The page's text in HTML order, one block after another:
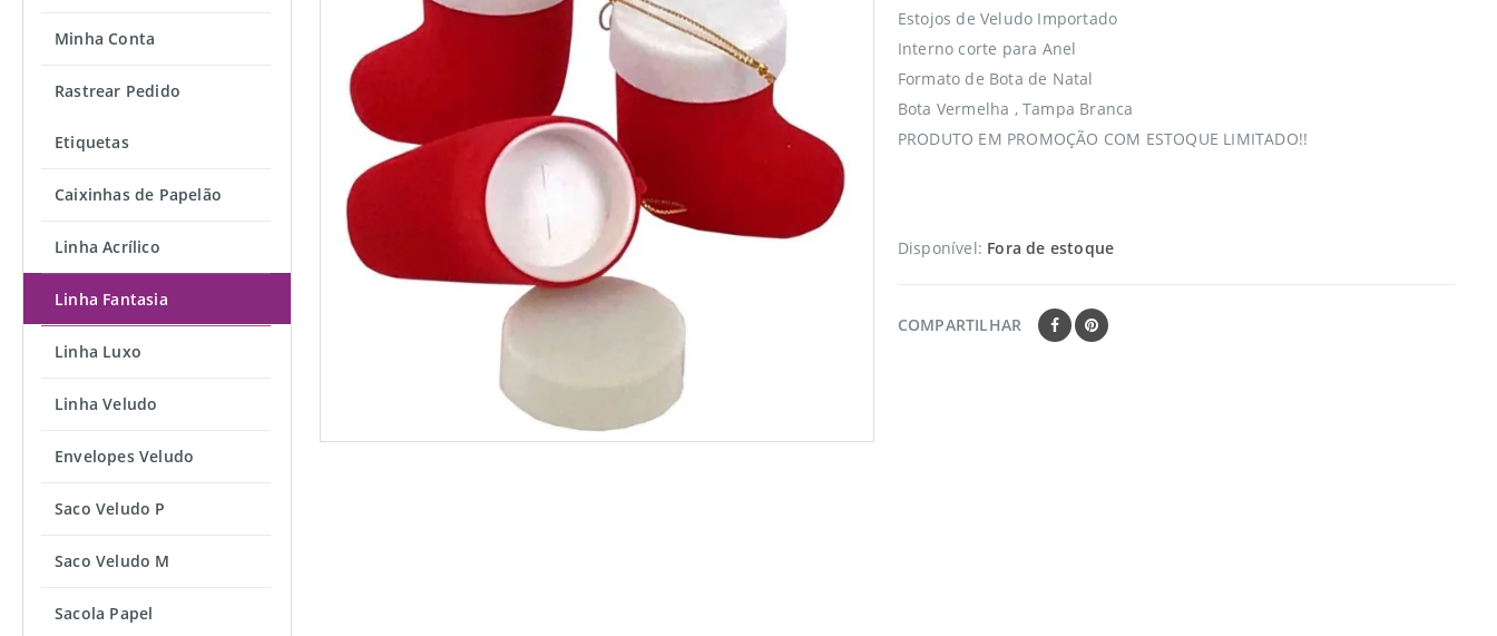
Estojos de Veludo Importado
Interno corte para Anel
Formato de Bota de Natal
Bota Vermelha , Tampa Branca
PRODUTO EM PROMOÇÃO COM ESTOQUE LIMITADO!!
Disponível: Fora de estoque
COMPARTILHAR
Minha Conta
Rastrear Pedido
Etiquetas
Caixinhas de Papelão
Linha Acrílico
Linha Fantasia
Linha Luxo
Linha Veludo
Envelopes Veludo
Saco Veludo P
Saco Veludo M
Sacola Papel